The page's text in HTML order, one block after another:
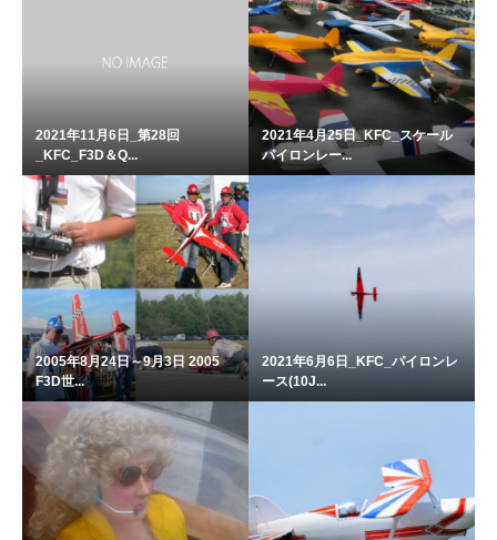
2021年11月6日_第28回
_KFC_F3D＆Q...
2021年4月25日_KFC_スケール
パイロンレー...
2005年8月24日～9月3日 2005
F3D世...
2021年6月6日_KFC_パイロンレ
ース(10J...